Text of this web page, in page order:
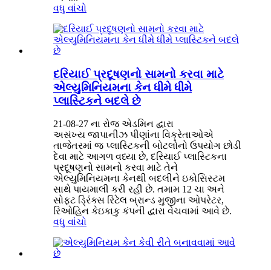
વધુ વાંચો
દરિયાઈ પ્રદૂષણનો સામનો કરવા માટે
એલ્યુમિનિયમના કેન ધીમે ધીમે
પ્લાસ્ટિકને બદલે છે
21-08-27 ના રોજ એડમિન દ્વારા
અસંખ્ય જાપાનીઝ પીણાંના વિક્રેતાઓએ
તાજેતરમાં જ પ્લાસ્ટિકની બોટલોનો ઉપયોગ છોડી
દેવા માટે આગળ વધ્યા છે, દરિયાઈ પ્લાસ્ટિકના
પ્રદૂષણનો સામનો કરવા માટે તેને
એલ્યુમિનિયમના કેનથી બદલીને ઇકોસિસ્ટમ
સાથે પાયમાલી કરી રહી છે. તમામ 12 ચા અને
સોફ્ટ ડ્રિંક્સ રિટેલ બ્રાન્ડ મુજીના ઓપરેટર,
રિઓહિન કેઇકાકુ કંપની દ્વારા વેચવામાં આવે છે.
વધુ વાંચો